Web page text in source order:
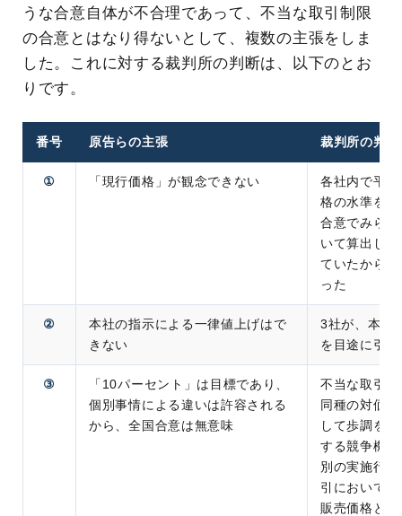
うな合意自体が不合理であって、不当な取引制限
の合意とはなり得ないとして、複数の主張をしま
した。これに対する裁判所の判断は、以下のとお
りです。
番号 原告らの主張 裁判所の判断
① 「現行価格」が観念できない
各社内で平
格の水準を
合意でみら
いて算出し
ていたから
った
②
本社の指示による一律値上げはで
きない
3社が、本社
を目途に引
③
「10パーセント」は目標であり、
個別事情による違いは許容される
から、全国合意は無意味
不当な取引
同種の対価
して歩調を
する競争機
別の実施行
引において
販売価格と